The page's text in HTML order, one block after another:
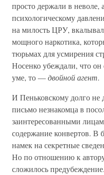
просто держали в неволе,
психологическому
на милость ЦРУ,
мощного наркотика,
тюрьмах для усмирения
Носенко убеждали, что
уме, то —двойной агент.
И Пеньковскому долго не
письмо незнакомца в
заинтересованными
содержание конвертов. В
намек на секретные
Но по отношению к
сложилось